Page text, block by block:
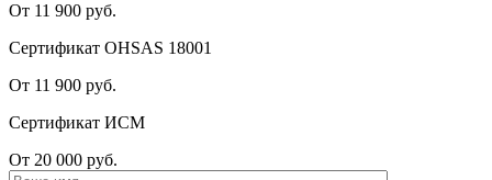
От 11 900 руб.
Сертификат OHSAS 18001
От 11 900 руб.
Сертификат ИСМ
От 20 000 руб.